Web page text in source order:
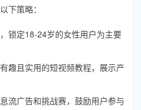
下策略：
锁定18-24岁的女性用户为主要
趣且实用的短视频教程，展示产
流广告和挑战赛，鼓励用户参与